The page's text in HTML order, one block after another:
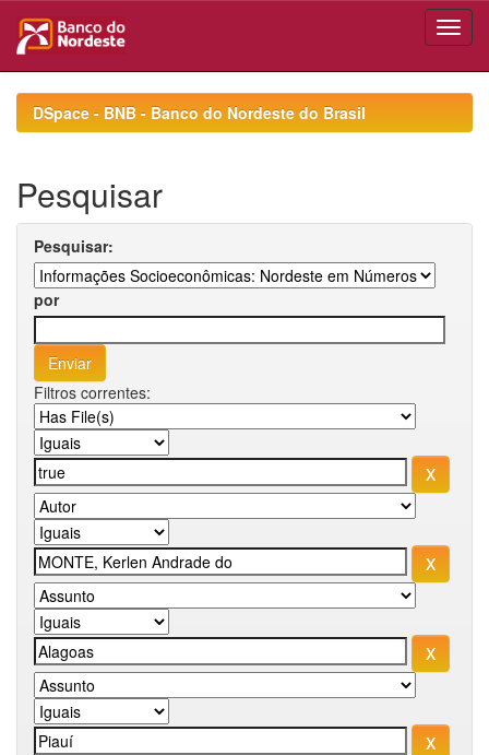
navigationDSpace - BNB - Banco do Nordeste do Brasil
Pesquisar
Pesquisar:
por
Filtros correntes: